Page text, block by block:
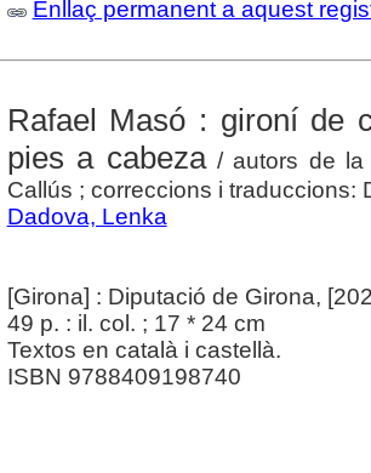
Enllaç permanent a aquest
Rafael Masó : gironí de
pies a cabeza/ autors de la
Callús ; correccions i traduccions:
Dadova, Lenka
[Girona] : Diputació de Girona,
49 p. : il. col. ; 17 * 24 cm
Textos en català i castellà.
ISBN 9788409198740